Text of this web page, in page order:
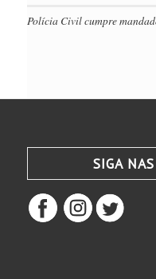
Polícia Civil cumpre
SIGA